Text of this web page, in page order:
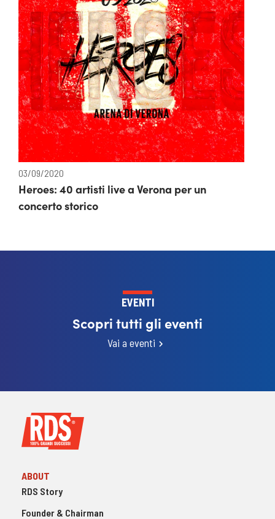
03/09/2020
Heroes: 40 artisti live a Verona per un
concerto storico
EVENTI
Scopri tutti gli eventi
Vai a eventi
ABOUT
RDS Story
Founder & Chairman